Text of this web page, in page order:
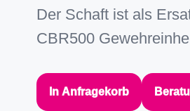
Der Schaft ist als
CBR500
In Anfragekorb